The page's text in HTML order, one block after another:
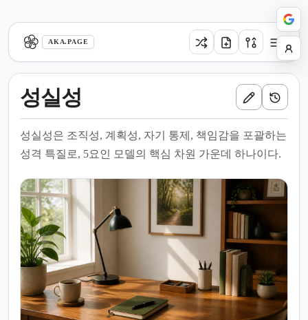
AKA.PAGE
성실성
성실성은 조직성, 계획성, 자기 통제, 책임감을 포괄하는
성격 특질로, 5요인 모델의 핵심 차원 가운데 하나이다.